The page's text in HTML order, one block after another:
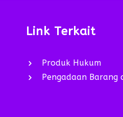
Link Terkait
Produk Hukum
Pengadaan Barang